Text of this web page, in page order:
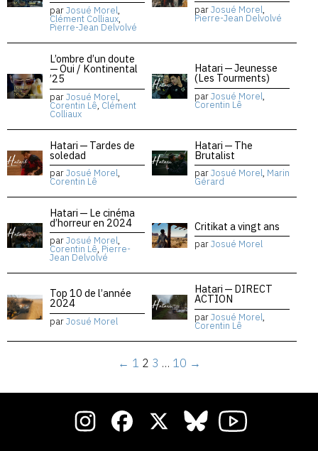
parJosué Morel,
Clément Colliaux,
Pierre-Jean Delvolvé
parJosué Morel,
Pierre-Jean Delvolvé
L’ombre d’un doute
— Oui / Kontinental
’25
parJosué Morel,
Corentin Lê, Clément
Colliaux
Hatari — Jeunesse
(Les Tourments)
parJosué Morel,
Corentin Lê
Hatari — Tardes de
soledad
parJosué Morel,
Corentin Lê
Hatari — The
Brutalist
parJosué Morel, Marin
Gérard
Hatari — Le cinéma
d’horreur en 2024
parJosué Morel,
Corentin Lê, Pierre-
Jean Delvolvé
Critikat a vingt ans
parJosué Morel
Top 10 de l’année
2024
parJosué Morel
Hatari — DIRECT
ACTION
parJosué Morel,
Corentin Lê
← 1 2 3 … 10 →